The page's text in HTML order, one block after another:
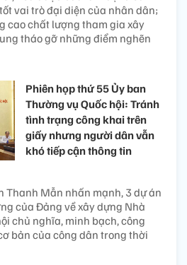
vai trò đại diện của nhân dân;
cao chất lượng tham gia xây
tháo gỡ những điểm nghẽn
Phiên họp thứ 55 Ủy ban
Thường vụ Quốc hội: Tránh
tình trạng công khai trên
giấy nhưng người dân vẫn
khó tiếp cận thông tin
Thanh Mẫn nhấn mạnh, 3 dự án
của Đảng về xây dựng Nhà
chủ nghĩa, minh bạch, công
bản của công dân trong thời